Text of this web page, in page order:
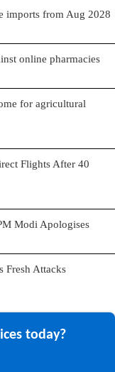
imports from Aug 2028
online pharmacies
for agricultural
Flights After 40
Modi Apologises
Fresh Attacks
today?